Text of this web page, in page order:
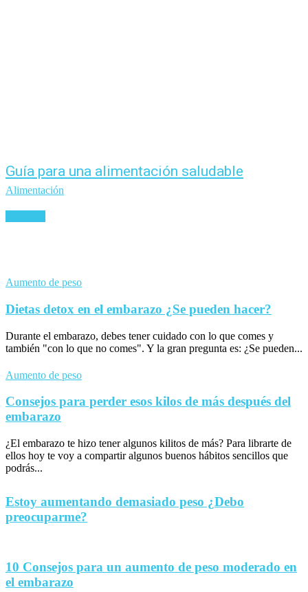
Guía para una alimentación saludable
Alimentación
Aumento de peso
Dietas detox en el embarazo ¿Se pueden hacer?
Durante el embarazo, debes tener cuidado con lo que comes y
también "con lo que no comes". Y la gran pregunta es: ¿Se pueden...
Aumento de peso
Consejos para perder esos kilos de más después del
embarazo
¿El embarazo te hizo tener algunos kilitos de más? Para librarte de
ellos hoy te voy a compartir algunos buenos hábitos sencillos que
podrás...
Estoy aumentando demasiado peso ¿Debo
preocuparme?
10 Consejos para un aumento de peso moderado en
el embarazo